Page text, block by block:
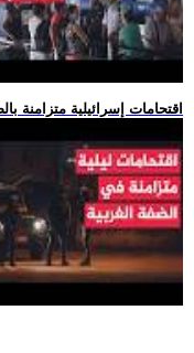
.. 5 اقتحامات إسرائيلية